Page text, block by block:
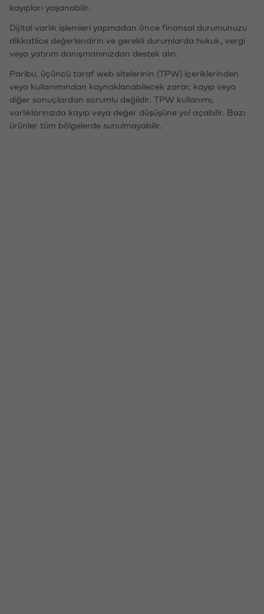
kayıpları yaşanabilir.
Dijital varlık işlemleri yapmadan önce finansal durumunuzu
dikkatlice değerlendirin ve gerekli durumlarda hukuk, vergi
veya yatırım danışmanınızdan destek alın.
Paribu, üçüncü taraf web sitelerinin (TPW) içeriklerinden
veya kullanımından kaynaklanabilecek zarar, kayıp veya
diğer sonuçlardan sorumlu değildir. TPW kullanımı,
varlıklarınızda kayıp veya değer düşüşüne yol açabilir. Bazı
ürünler tüm bölgelerde sunulmayabilir.